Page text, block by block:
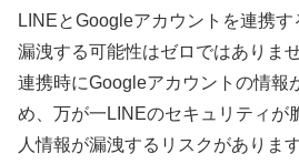
LINEとGoogleアカウントを連携
漏洩する可能性はゼロではありませ
連携時にGoogleアカウントの情報
め、万が一LINEのセキュリティが
人情報が漏洩するリスクがあります